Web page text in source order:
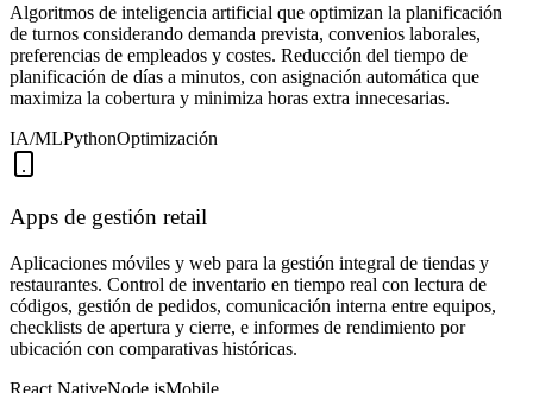
Algoritmos de inteligencia artificial que optimizan la planificación
de turnos considerando demanda prevista, convenios laborales,
preferencias de empleados y costes. Reducción del tiempo de
planificación de días a minutos, con asignación automática que
maximiza la cobertura y minimiza horas extra innecesarias.
IA/MLPythonOptimización
Apps de gestión retail
Aplicaciones móviles y web para la gestión integral de tiendas y
restaurantes. Control de inventario en tiempo real con lectura de
códigos, gestión de pedidos, comunicación interna entre equipos,
checklists de apertura y cierre, e informes de rendimiento por
ubicación con comparativas históricas.
React NativeNode.jsMobile